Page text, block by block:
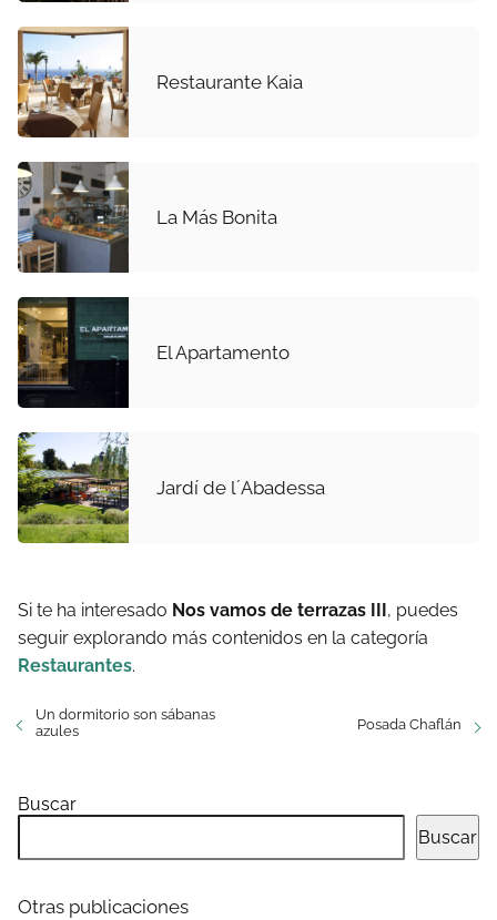
Restaurante Kaia
La Más Bonita
El Apartamento
Jardí de l´Abadessa
Si te ha interesado Nos vamos de terrazas III , puedes
seguir explorando más contenidos en la categoría
Restaurantes.
Un dormitorio son sábanas
azules
Posada Chaflán
Buscar
Buscar
Otras publicaciones